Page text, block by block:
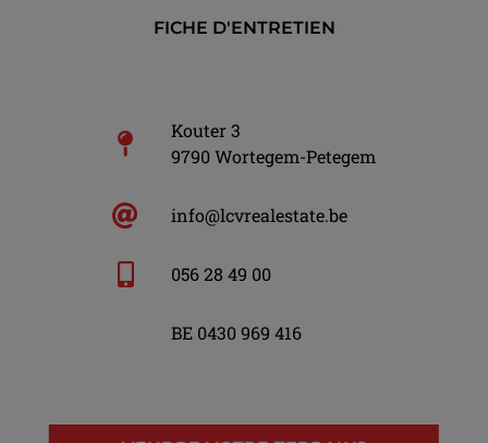
FICHE D'ENTRETIEN
Kouter 3
9790 Wortegem-Petegem
info@lcvrealestate.be
056 28 49 00
BE 0430 969 416